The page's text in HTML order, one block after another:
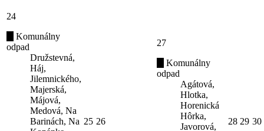
24
Komunálny
odpad
Družstevná,
Háj,
Jilemnického,
Majerská,
Májová,
Medová, Na
Barinách, Na 25 26
27
Komunálny
odpad
Agátová,
Hlotka,
Horenická
Hôrka,
Javorová,
28 29 30